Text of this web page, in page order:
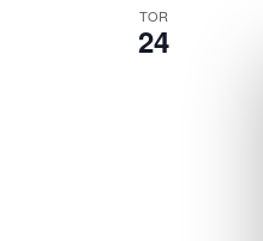
TOR
24